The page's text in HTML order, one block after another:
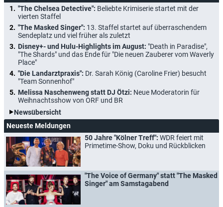
"The Chelsea Detective": Beliebte Krimiserie startet mit der
vierten Staffel
"The Masked Singer": 13. Staffel startet auf überraschendem
Sendeplatz und viel früher als zuletzt
Disney+- und Hulu-Highlights im August: "Death in Paradise",
"The Shards" und das Ende für "Die neuen Zauberer vom Waverly
Place"
"Die Landarztpraxis": Dr. Sarah König (Caroline Frier) besucht
"Team Sonnenhof"
Melissa Naschenweng statt DJ Ötzi: Neue Moderatorin für
Weihnachtsshow von ORF und BR
Newsübersicht
Neueste Meldungen
50 Jahre "Kölner Treff": WDR feiert mit
Primetime-Show, Doku und Rückblicken
"The Voice of Germany" statt "The Masked
Singer" am Samstagabend